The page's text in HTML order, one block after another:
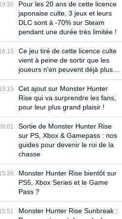
Pour les 20 ans de cette licence
japonaise culte, 3 jeux et leurs
DLC sont à -70% sur Steam
pendant une durée très limitée !
Ce jeu tiré de cette licence culte
vient à peine de sortir que les
joueurs n'en peuvent déjà plus...
Cet ajout sur Monster Hunter
Rise qui va surprendre les fans,
pour leur plus grand plaisir !
Sortie de Monster Hunter Rise
sur PS, Xbox & Gamepass : nos
guides pour devenir le roi de la
chasse
Monster Hunter Rise bientôt sur
PS5, Xbox Series et le Game
Pass ?
Monster Hunter Rise Sunbreak :